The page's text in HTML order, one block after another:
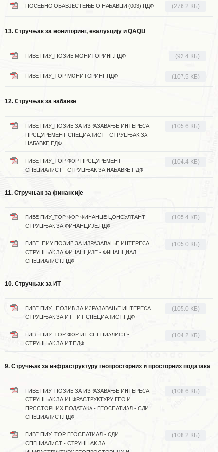
ПОСЕБНО ОБАВЈЕСТЕЊЕ О НАБАВЦИ (003).ПДФ (276.2 КБ)
13. Стручњак за мониторинг, евалуацију и QАQЦ
ГИВЕ ПИУ_ПОЗИВ МОНИТОРИНГ.ПДФ (92.4 КБ)
ГИВЕ ПИУ_ТОР МОНИТОРИНГ.ПДФ (107.5 КБ)
12. Стручњак за набавке
ГИВЕ ПИУ_ПОЗИВ ЗА ИЗРАЗАВАЊЕ ИНТЕРЕСА
ПРОЦУРЕМЕНТ СПЕЦИАЛИСТ - СТРУЦЊАК ЗА
НАБАВКЕ.ПДФ
(105.6 КБ)
ГИВЕ ПИУ_ТОР ФОР ПРОЦУРЕМЕНТ
СПЕЦИАЛИСТ - СТРУЦЊАК ЗА НАБАВКЕ.ПДФ
(104.4 КБ)
11. Стручњак за финансије
ГИВЕ ПИУ_ТОР ФОР ФИНАНЦЕ ЦОНСУЛТАНТ -
СТРУЦЊАК ЗА ФИНАНЦИЈЕ.ПДФ
(105.4 КБ)
ГИВЕ_ПИУ ПОЗИВ ЗА ИЗРАЗАВАЊЕ ИНТЕРЕСА
СТРУЦЊАК ЗА ФИНАНЦИЈЕ - ФИНАНЦИАЛ
СПЕЦИАЛИСТ.ПДФ
(105.0 КБ)
10. Стручњак за ИТ
ГИВЕ ПИУ_ ПОЗИВ ЗА ИЗРАЗАВАЊЕ ИНТЕРЕСА
СТРУЦЊАК ЗА ИТ - ИТ СПЕЦИАЛИСТ.ПДФ
(105.0 КБ)
ГИВЕ ПИУ_ТОР ФОР ИТ СПЕЦИАЛИСТ -
СТРУЦЊАК ЗА ИТ.ПДФ
(104.2 КБ)
9. Стручњак за инфраструктуру геопросторних и просторних података
ГИВЕ ПИУ_ПОЗИВ ЗА ИЗРАЗАВАЊЕ ИНТЕРЕСА
СТРУЦЊАК ЗА ИНФРАСТРУКТУРУ ГЕО И
ПРОСТОРНИХ ПОДАТАКА - ГЕОСПАТИАЛ - СДИ
СПЕЦИАЛИСТ.ПДФ
(108.6 КБ)
ГИВЕ ПИУ_ТОР ГЕОСПАТИАЛ - СДИ
СПЕЦИАЛИСТ - СТРУЦЊАК ЗА
(108.2 КБ)